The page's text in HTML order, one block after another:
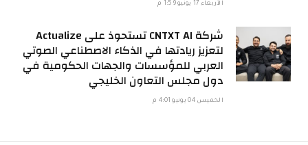
الأربعاء 17 يونيو 1:59 م
شركة CNTXT AI تستحوذ على Actualize
لتعزيز ريادتها في الذكاء الاصطناعي الصوتي
العربي للمؤسسات والجهات الحكومية في
دول مجلس التعاون الخليجي
الخميس 04 يونيو 4:01 م